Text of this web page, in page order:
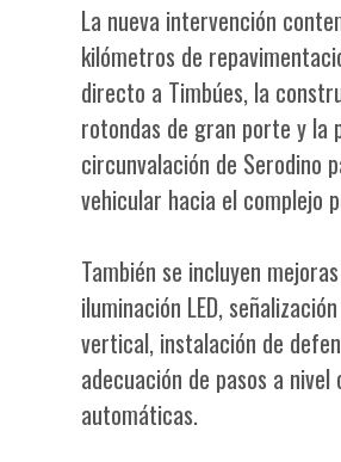
La nueva intervención
kilómetros de
directo a Timbúes, la
rotondas de gran porte y la
circunvalación de Serodino
vehicular hacia el complejo
También se incluyen
iluminación LED,
vertical, instalación de
adecuación de pasos a
automáticas.